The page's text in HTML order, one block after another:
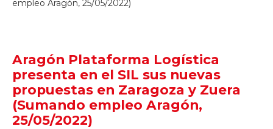
empleo Aragón, 25/05/2022)
Aragón Plataforma Logística
presenta en el SIL sus nuevas
propuestas en Zaragoza y Zuera
(Sumando empleo Aragón,
25/05/2022)